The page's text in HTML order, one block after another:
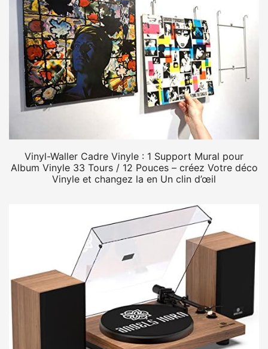
Vinyl-Waller Cadre Vinyle : 1 Support Mural pour
Album Vinyle 33 Tours / 12 Pouces – créez Votre déco
Vinyle et changez la en Un clin d’œil